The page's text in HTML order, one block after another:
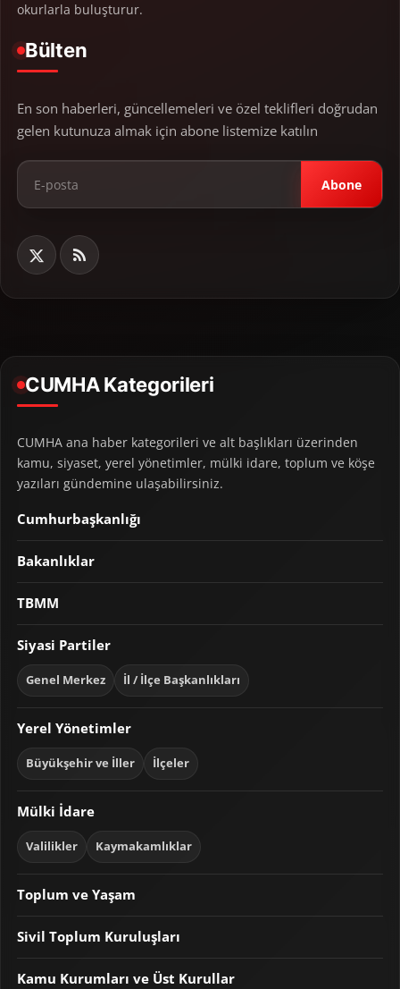
okurlarla buluşturur.
Bülten
En son haberleri, güncellemeleri ve özel teklifleri doğrudan
gelen kutunuza almak için abone listemize katılın
Abone
CUMHA Kategorileri
CUMHA ana haber kategorileri ve alt başlıkları üzerinden
kamu, siyaset, yerel yönetimler, mülki idare, toplum ve köşe
yazıları gündemine ulaşabilirsiniz.
Cumhurbaşkanlığı
Bakanlıklar
TBMM
Siyasi Partiler
Genel Merkez İl / İlçe Başkanlıkları
Yerel Yönetimler
Büyükşehir ve İller İlçeler
Mülki İdare
Valilikler Kaymakamlıklar
Toplum ve Yaşam
Sivil Toplum Kuruluşları
Kamu Kurumları ve Üst Kurullar